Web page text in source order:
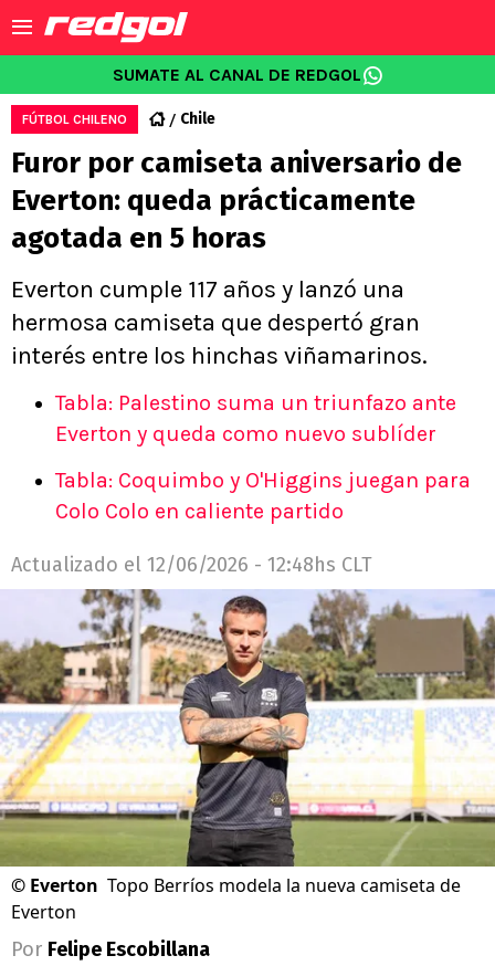
SUMATE AL CANAL DE REDGOL
FÚTBOL CHILENO Chile
Furor por camiseta aniversario de
Everton: queda prácticamente
agotada en 5 horas
Everton cumple 117 años y lanzó una
hermosa camiseta que despertó gran
interés entre los hinchas viñamarinos.
Tabla: Palestino suma un triunfazo ante
Everton y queda como nuevo sublíder
Tabla: Coquimbo y O'Higgins juegan para
Colo Colo en caliente partido
Actualizado el 12/06/2026 - 12:48hs CLT
© Everton Topo Berríos modela la nueva camiseta de
Everton
Por Felipe Escobillana